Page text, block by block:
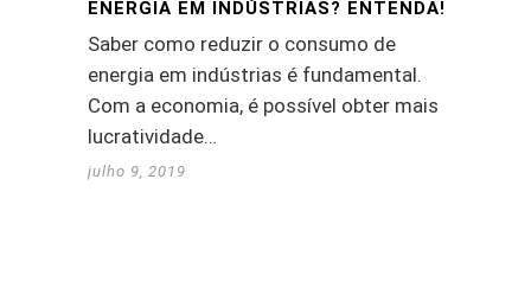
ENERGIA EM INDÚSTRIAS? ENTENDA!
Saber como reduzir o consumo de
energia em indústrias é fundamental.
Com a economia, é possível obter mais
lucratividade…
julho 9, 2019